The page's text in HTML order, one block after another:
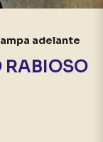
adelante
RABIOSO